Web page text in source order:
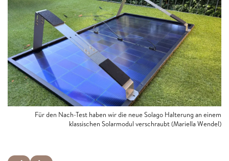
Für den Nach-Test haben wir die neue Solago Halterung an einem
klassischen Solarmodul verschraubt(Mariella Wendel)